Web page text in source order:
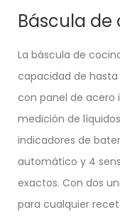
Báscula de
La báscula de
capacidad de hasta
con panel de acero
medición de
indicadores de
automático y 4
exactos. Con dos
para cualquier